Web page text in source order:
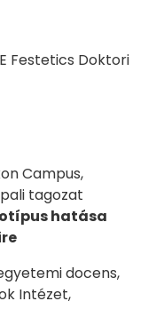
Festetics Doktori
Campus,
tagozat
hatása
docens,
Intézet,